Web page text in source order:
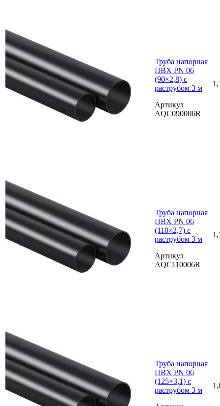
Труба напорная
ПВХ PN 06
(90×2,8) с
раструбом 3 м
Артикул
AQC090006R
Труба напорная
ПВХ PN 06
(110×2,7) с
раструбом 3 м
Артикул
AQC110006R
Труба напорная
ПВХ PN 06
(125×3,1) с
раструбом 3 м